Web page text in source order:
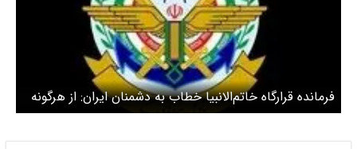
فرمانده قرارگاه خاتم‌الانبیا خطاب به دشمنان ایران: از هرگونه
خطای محاسباتی پرهیز کنند